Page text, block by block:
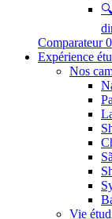
Comparateur 0
Expérience
Nos
Vie